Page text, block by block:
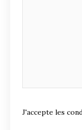
J'accepte les